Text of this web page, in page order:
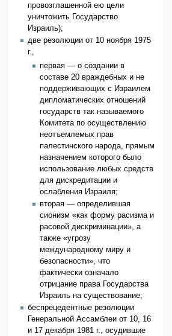
провозглашенной ею цели
уничтожить Государство
Израиль);
две резолюции от 10 ноября 1975
г.,
первая — о создании в
составе 20 враждебных и не
поддерживающих с Израилем
дипломатических отношений
государств так называемого
Комитета по осуществлению
неотъемлемых прав
палестинского народа, прямым
назначением которого было
использование любых средств
для дискредитации и
ослабления Израиля;
вторая — определившая
сионизм «как форму расизма и
расовой дискриминации», а
также «угрозу
международному миру и
безопасности», что
фактически означало
отрицание права Государства
Израиль на существование;
беспрецедентные резолюции
Генеральной Ассамблеи от 10, 16
и 17 декабря 1981 г., осудившие